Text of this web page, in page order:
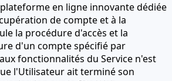
en ligne innovante dédiée
de compte et à la
la procédure d'accès et la
d'un compte spécifié par
fonctionnalités du Service n'est
l'Utilisateur ait terminé son